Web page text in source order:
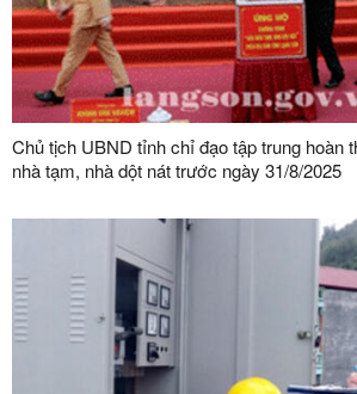
Chủ tịch UBND tỉnh chỉ đạo tập trung hoàn
nhà tạm, nhà dột nát trước ngày 31/8/2025